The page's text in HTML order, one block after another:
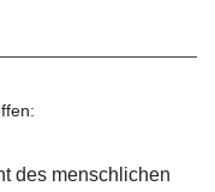
des menschlichen